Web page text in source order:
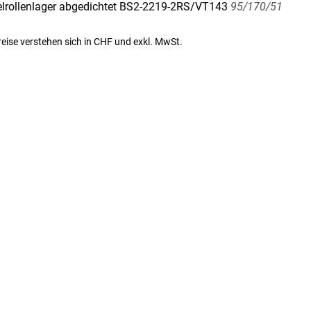
abgedichtet BS2-2219-2RS/VT143 95/170/51
verstehen sich in CHF und exkl. MwSt.